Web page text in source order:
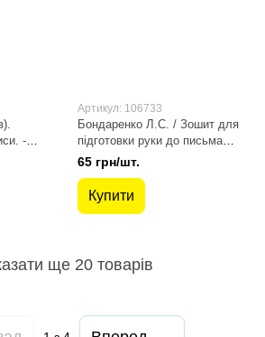
-
Артикул: 106733
Бондаренко Л.С. / Зошит для
підготовки руки до письма
дітей стар.дошк.віку (2023)
65 грн/шт.
Купити
ще 20 товарів